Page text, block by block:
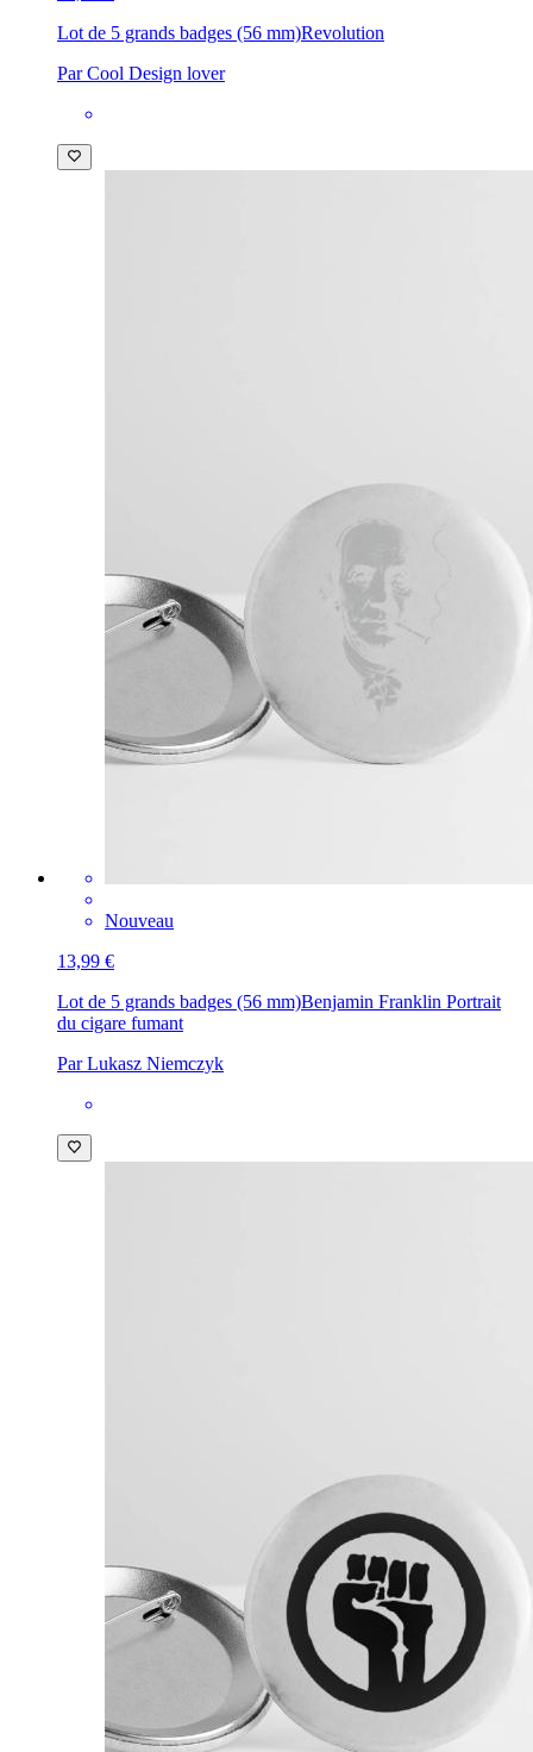
Lot de 5 grands badges (56 mm)Revolution
Par Cool Design lover
Nouveau
13,99 €
Lot de 5 grands badges (56 mm)Benjamin Franklin Portrait
du cigare fumant
Par Lukasz Niemczyk